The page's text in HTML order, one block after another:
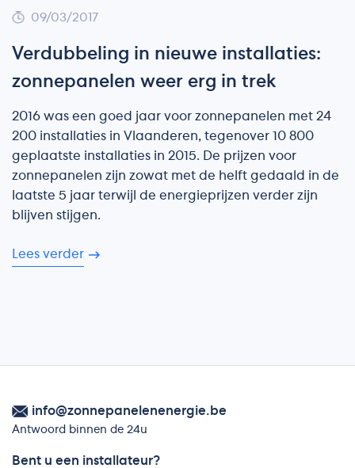
09/03/2017
Verdubbeling in nieuwe installaties:
zonnepanelen weer erg in trek
2016 was een goed jaar voor zonnepanelen met 24
200 installaties in Vlaanderen, tegenover 10 800
geplaatste installaties in 2015. De prijzen voor
zonnepanelen zijn zowat met de helft gedaald in de
laatste 5 jaar terwijl de energieprijzen verder zijn
blijven stijgen.
Lees verder
info@zonnepanelenenergie.be
Antwoord binnen de 24u
Bent u een installateur?